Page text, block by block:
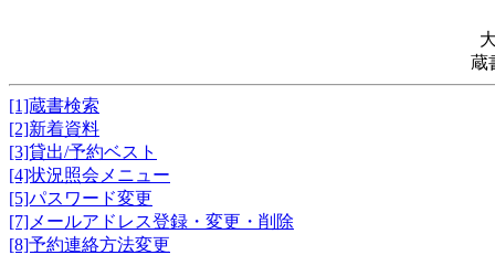
蔵
[1]蔵書検索
[2]新着資料
[3]貸出/予約ベスト
[4]状況照会メニュー
[5]パスワード変更
[7]メールアドレス登録・変更・削除
[8]予約連絡方法変更